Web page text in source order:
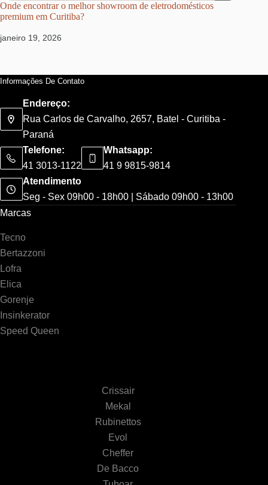
Onde encontrar o melhor showroom de eletrodomésticos
premium em Curitiba?
janeiro 19, 2026
Informações De Contato
Endereço:
Rua Carlos de Carvalho, 2657, Batel - Curitiba -
Paraná
Telefone:
41 3013-1122
Whatsapp:
41 9 9815-9814
Atendimento
Seg - Sex 09h00 - 18h00 | Sábado 09h00 - 13h00
Marcas
Tecno
Bertazzoni
Lofra
Elica
Gorenje
Insinkerator
Speed Queen
Crissair
Mekal
Rubinettos
Evol
Cheffer
De Bacco